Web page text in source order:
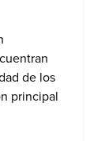
de los
principal